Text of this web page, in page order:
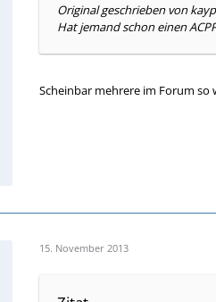
Original geschrieben von
Hat jemand schon einen
Scheinbar mehrere im Forum so
15. November 2013